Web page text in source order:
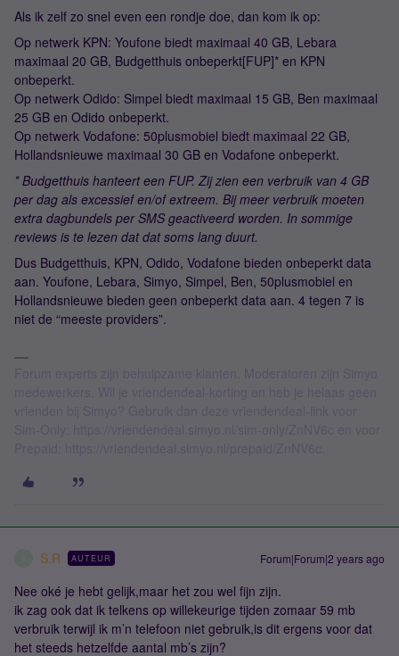
Als ik zelf zo snel even een rondje doe, dan kom ik op:
Op netwerk KPN: Youfone biedt maximaal 40 GB, Lebara
maximaal 20 GB, Budgetthuis onbeperkt[FUP]* en KPN
onbeperkt.
Op netwerk Odido: Simpel biedt maximaal 15 GB, Ben maximaal
25 GB en Odido onbeperkt.
Op netwerk Vodafone: 50plusmobiel biedt maximaal 22 GB,
Hollandsnieuwe maximaal 30 GB en Vodafone onbeperkt.
* Budgetthuis hanteert een FUP. Zij zien een verbruik van 4 GB
per dag als excessief en/of extreem. Bij meer verbruik moeten
extra dagbundels per SMS geactiveerd worden. In sommige
reviews is te lezen dat dat soms lang duurt.
Dus Budgetthuis, KPN, Odido, Vodafone bieden onbeperkt data
aan. Youfone, Lebara, Simyo, Simpel, Ben, 50plusmobiel en
Hollandsnieuwe bieden geen onbeperkt data aan. 4 tegen 7 is
niet de “meeste providers”.
S.R AUTEUR Forum|Forum|2 years ago
Nee oké je hebt gelijk,maar het zou wel fijn zijn.
ik zag ook dat ik telkens op willekeurige tijden zomaar 59 mb
verbruik terwijl ik m’n telefoon niet gebruik,is dit ergens voor dat
het steeds hetzelfde aantal mb’s zijn?